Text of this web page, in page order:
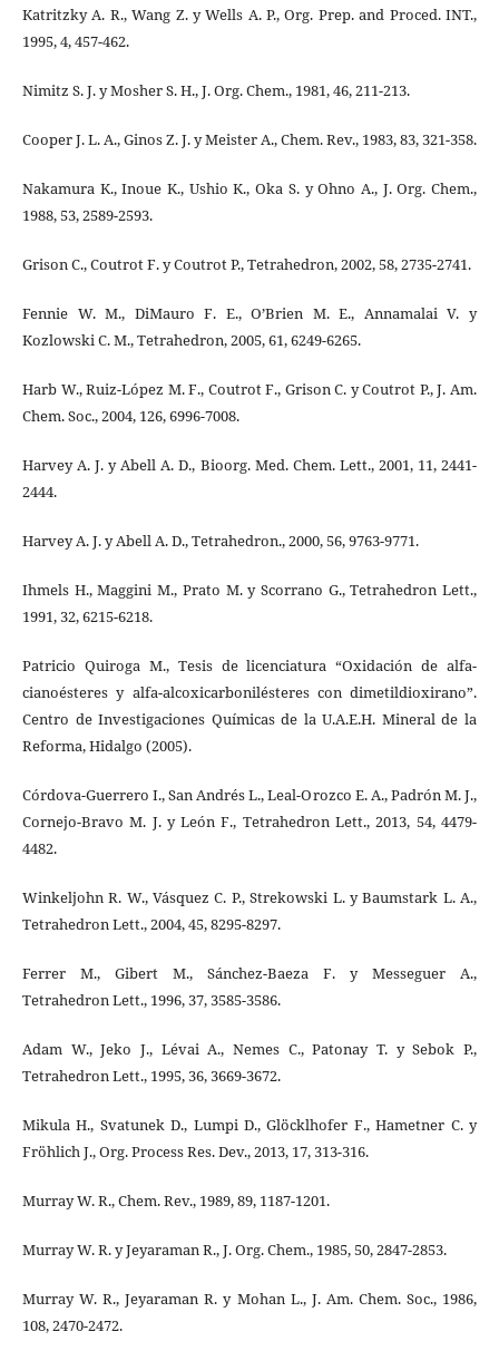
Katritzky A. R., Wang Z. y Wells A. P., Org. Prep. and Proced. INT.,
1995, 4, 457-462.
Nimitz S. J. y Mosher S. H., J. Org. Chem., 1981, 46, 211-213.
Cooper J. L. A., Ginos Z. J. y Meister A., Chem. Rev., 1983, 83, 321-358.
Nakamura K., Inoue K., Ushio K., Oka S. y Ohno A., J. Org. Chem.,
1988, 53, 2589-2593.
Grison C., Coutrot F. y Coutrot P., Tetrahedron, 2002, 58, 2735-2741.
Fennie W. M., DiMauro F. E., O’Brien M. E., Annamalai V. y
Kozlowski C. M., Tetrahedron, 2005, 61, 6249-6265.
Harb W., Ruiz-López M. F., Coutrot F., Grison C. y Coutrot P., J. Am.
Chem. Soc., 2004, 126, 6996-7008.
Harvey A. J. y Abell A. D., Bioorg. Med. Chem. Lett., 2001, 11, 2441-
2444.
Harvey A. J. y Abell A. D., Tetrahedron., 2000, 56, 9763-9771.
Ihmels H., Maggini M., Prato M. y Scorrano G., Tetrahedron Lett.,
1991, 32, 6215-6218.
Patricio Quiroga M., Tesis de licenciatura “Oxidación de alfa-
cianoésteres y alfa-alcoxicarbonilésteres con dimetildioxirano”.
Centro de Investigaciones Químicas de la U.A.E.H. Mineral de la
Reforma, Hidalgo (2005).
Córdova-Guerrero I., San Andrés L., Leal-Orozco E. A., Padrón M. J.,
Cornejo-Bravo M. J. y León F., Tetrahedron Lett., 2013, 54, 4479-
4482.
Winkeljohn R. W., Vásquez C. P., Strekowski L. y Baumstark L. A.,
Tetrahedron Lett., 2004, 45, 8295-8297.
Ferrer M., Gibert M., Sánchez-Baeza F. y Messeguer A.,
Tetrahedron Lett., 1996, 37, 3585-3586.
Adam W., Jeko J., Lévai A., Nemes C., Patonay T. y Sebok P.,
Tetrahedron Lett., 1995, 36, 3669-3672.
Mikula H., Svatunek D., Lumpi D., Glöcklhofer F., Hametner C. y
Fröhlich J., Org. Process Res. Dev., 2013, 17, 313-316.
Murray W. R., Chem. Rev., 1989, 89, 1187-1201.
Murray W. R. y Jeyaraman R., J. Org. Chem., 1985, 50, 2847-2853.
Murray W. R., Jeyaraman R. y Mohan L., J. Am. Chem. Soc., 1986,
108, 2470-2472.